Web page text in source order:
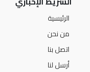
الرئيسية
من نحن
اتصل بنا
أرسل لنا